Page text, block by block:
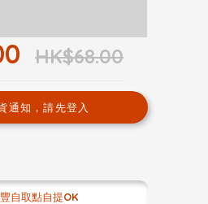
HK$68.00
通知，請先登入
自取點自提OK